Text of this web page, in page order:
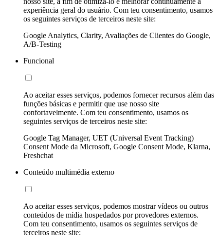
experiência geral do usuário. Com teu consentimento, usamos
os seguintes serviços de terceiros neste site:
Google Analytics, Clarity, Avaliações de Clientes do Google,
A/B-Testing
Funcional
Ao aceitar esses serviços, podemos fornecer recursos além das
funções básicas e permitir que use nosso site
confortavelmente. Com teu consentimento, usamos os
seguintes serviços de terceiros neste site:
Google Tag Manager, UET (Universal Event Tracking)
Consent Mode da Microsoft, Google Consent Mode, Klarna,
Freshchat
Conteúdo multimédia externo
Ao aceitar esses serviços, podemos mostrar vídeos ou outros
conteúdos de mídia hospedados por provedores externos.
Com teu consentimento, usamos os seguintes serviços de
terceiros neste site: